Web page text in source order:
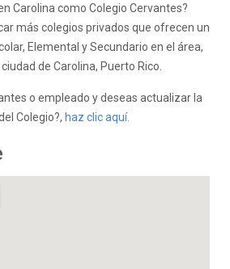
Carolina como Colegio Cervantes?
más colegios privados que ofrecen un
Elemental y Secundario en el área,
de Carolina, Puerto Rico.
o empleado y deseas actualizar la
Colegio?, haz clic aquí.